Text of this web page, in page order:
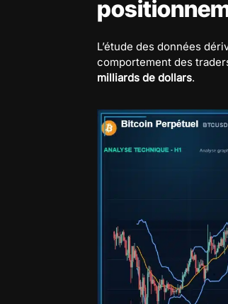
L’étude des données
comportement des
milliards de dollars.